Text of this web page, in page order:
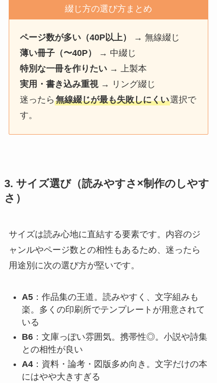
綴じ方の選び方まとめ
ページ数が多い（40P以上）
→ 無線綴じ
薄い冊子（〜40P）
→ 中綴じ
特別な一冊を作りたい → 上製本
実用・書き込み重視→ リング綴じ
迷ったら無線綴じが最も失敗しにくい選択で
す。
3. サイズ選び（読みやすさ×制作のしやす
さ）
サイズは読み心地に直結する要素です。内容のジ
ャンルやページ数との相性もあるため、迷ったら
用途別に次の選び方が堅いです。
A5：作品集の王道。読みやすく、文字組みも
楽。多くの印刷所でテンプレートが用意されて
いる
B6：文庫っぽい雰囲気。携帯性◎。小説や詩集
との相性が良い
A4：資料・論考・図版多め向き。文字だけの本
にはやや大きすぎる